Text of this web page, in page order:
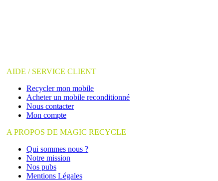
AIDE / SERVICE CLIENT
Recycler mon mobile
Acheter un mobile reconditionné
Nous contacter
Mon compte
A PROPOS DE MAGIC RECYCLE
Qui sommes nous ?
Notre mission
Nos pubs
Mentions Légales